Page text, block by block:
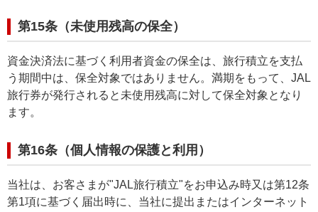
第15条（未使用残高の保全）
資金決済法に基づく利用者資金の保全は、旅行積立を支払
う期間中は、保全対象ではありません。満期をもって、JAL
旅行券が発行されると未使用残高に対して保全対象となり
ます。
第16条（個人情報の保護と利用）
当社は、お客さまが"JAL旅行積立"をお申込み時又は第12条
第1項に基づく届出時に、当社に提出またはインターネット